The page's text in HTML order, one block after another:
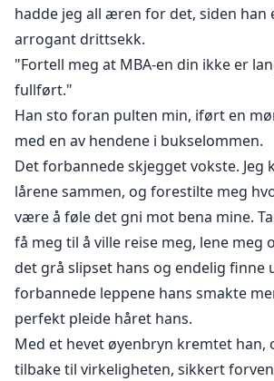
hadde jeg all æren for det, siden han
arrogant drittsekk.
"Fortell meg at MBA-en din ikke er
fullført."
Han sto foran pulten min, iført en
med en av hendene i bukselommen.
Det forbannede skjegget vokste. Jeg
lårene sammen, og forestilte meg
være å føle det gni mot bena mine.
få meg til å ville reise meg, lene meg
det grå slipset hans og endelig finne
forbannede leppene hans smakte
perfekt pleide håret hans.
Med et hevet øyenbryn kremtet han,
tilbake til virkeligheten, sikkert